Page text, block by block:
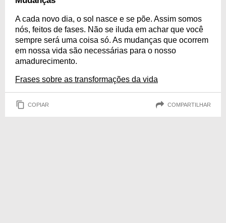
A cada novo dia, o sol nasce e se põe. Assim somos
nós, feitos de fases. Não se iluda em achar que você
sempre será uma coisa só. As mudanças que ocorrem
em nossa vida são necessárias para o nosso
amadurecimento.
Frases sobre as transformações da vida
COPIAR COMPARTILHAR